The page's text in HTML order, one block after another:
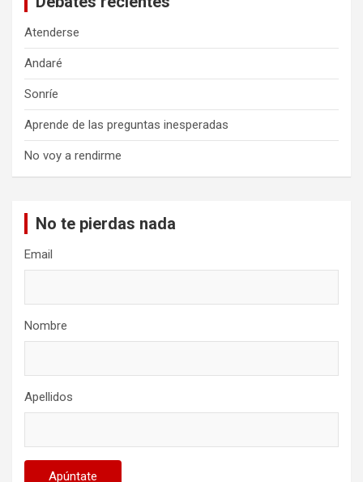
Atenderse
Andaré
Sonríe
Aprende de las preguntas inesperadas
No voy a rendirme
No te pierdas nada
Email
Nombre
Apellidos